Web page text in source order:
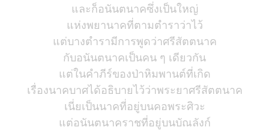
และก็อนันตนาคซึ่งเป็นใหญ่
แห่งพยานาคที่ตามตำราว่าไว้
แต่บางตำรามีการพูดว่าศรีสัตตนาค
กับอนันตนาคเป็นคน ๆ เดียวกัน
แต่ในคำภีร์ของป่าหิมพานต์ที่เกิด
เรื่องนาคบาศได้อธิบายไว้ว่าพระยาศรีสัตตนาค
เนี่ยเป็นนาคที่อยู่บนคอพระศิวะ
แต่อนันตนาคราชที่อยู่บนบัณลังก์